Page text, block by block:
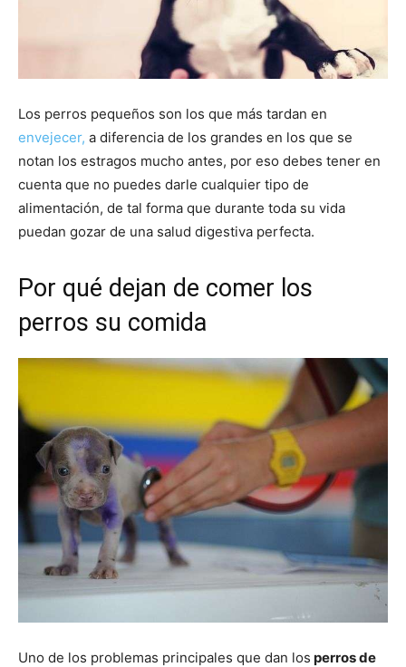
Los perros pequeños son los que más tardan en
envejecer, a diferencia de los grandes en los que se
notan los estragos mucho antes, por eso debes tener en
cuenta que no puedes darle cualquier tipo de
alimentación, de tal forma que durante toda su vida
puedan gozar de una salud digestiva perfecta.
Por qué dejan de comer los
perros su comida
Uno de los problemas principales que dan los perros de